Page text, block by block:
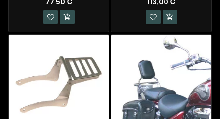
77,50 €

113,00 €
